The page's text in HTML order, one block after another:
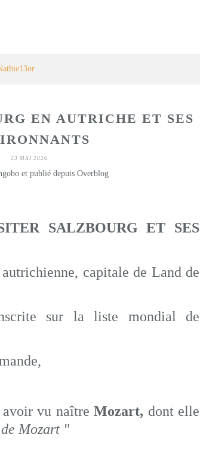
EN AUTRICHE ET SES
23 MAI 2026
et publié depuis Overblog
SALZBOURG ET SES
capitale de Land de
sur la liste mondial de
avoir vu naîtreMozart, dont elle
Mozart "